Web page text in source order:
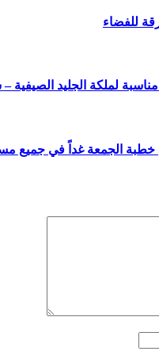
للفضاء
لملكة الجليد الصيفية
خطبة الجمعة غداً في جميع